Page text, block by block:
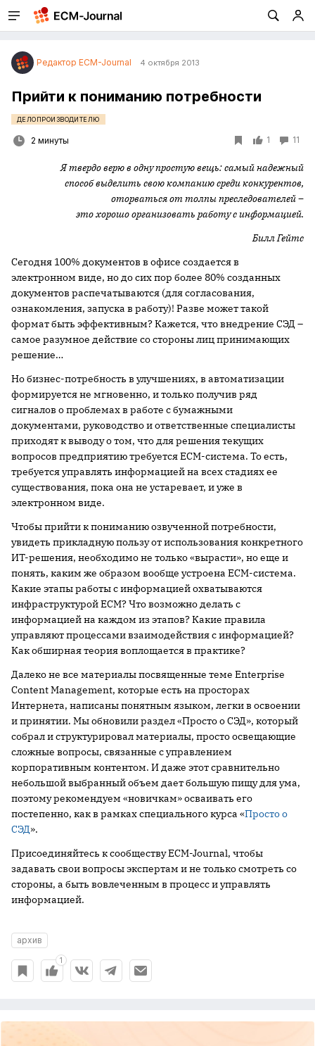
Редактор ECM-Journal 4 октября 2013
Прийти к пониманию потребности
ДЕЛОПРОИЗВОДИТЕЛЮ
2 минуты 1 11
Я твердо верю в одну простую вещь: самый надежный
способ выделить свою компанию среди конкурентов,
оторваться от толпы преследователей –
это хорошо организовать работу с информацией.
Билл Гейтс
Сегодня 100% документов в офисе создается в
электронном виде, но до сих пор более 80% созданных
документов распечатываются (для согласования,
ознакомления, запуска в работу)! Разве может такой
формат быть эффективным? Кажется, что внедрение СЭД –
самое разумное действие со стороны лиц принимающих
решение…
Но бизнес-потребность в улучшениях, в автоматизации
формируется не мгновенно, и только получив ряд
сигналов о проблемах в работе с бумажными
документами, руководство и ответственные специалисты
приходят к выводу о том, что для решения текущих
вопросов предприятию требуется ECM-система. То есть,
требуется управлять информацией на всех стадиях ее
существования, пока она не устаревает, и уже в
электронном виде.
Чтобы прийти к пониманию озвученной потребности,
увидеть прикладную пользу от использования конкретного
ИТ-решения, необходимо не только «вырасти», но еще и
понять, каким же образом вообще устроена ECM-система.
Какие этапы работы с информацией охватываются
инфраструктурой ECM? Что возможно делать с
информацией на каждом из этапов? Какие правила
управляют процессами взаимодействия с информацией?
Как обширная теория воплощается в практике?
Далеко не все материалы посвященные теме Enterprise
Content Management, которые есть на просторах
Интернета, написаны понятным языком, легки в освоении
и принятии. Мы обновили раздел «Просто о СЭД», который
собрал и структурировал материалы, просто освещающие
сложные вопросы, связанные с управлением
корпоративным контентом. И даже этот сравнительно
небольшой выбранный объем дает большую пищу для ума,
поэтому рекомендуем «новичкам» осваивать его
постепенно, как в рамках специального курса «Просто о
СЭД».
Присоединяйтесь к сообществу ECM-Journal, чтобы
задавать свои вопросы экспертам и не только смотреть со
стороны, а быть вовлеченным в процесс и управлять
информацией.
архив
1